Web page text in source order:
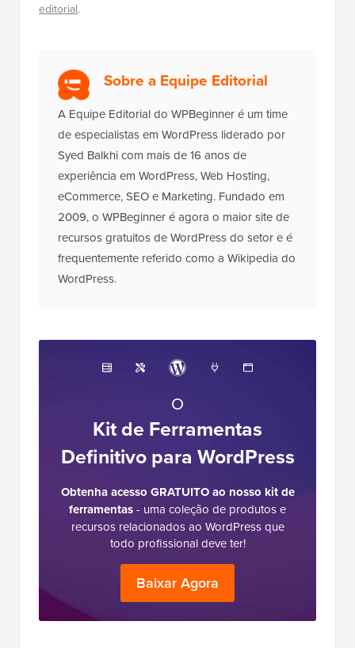
editorial.
Sobre a Equipe Editorial
A Equipe Editorial do WPBeginner é um time
de especialistas em WordPress liderado por
Syed Balkhi com mais de 16 anos de
experiência em WordPress, Web Hosting,
eCommerce, SEO e Marketing. Fundado em
2009, o WPBeginner é agora o maior site de
recursos gratuitos de WordPress do setor e é
frequentemente referido como a Wikipedia do
WordPress.
O
Kit de Ferramentas
Definitivo para WordPress
Obtenha acesso GRATUITO ao nosso kit de
ferramentas- uma coleção de produtos e
recursos relacionados ao WordPress que
todo profissional deve ter!
Baixar Agora